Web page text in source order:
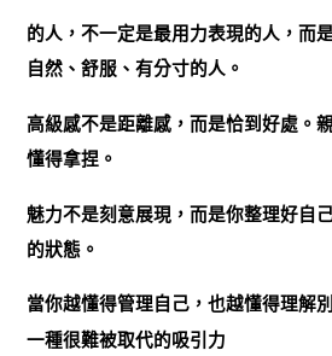
的人，不一定是最用力表現的人，而
自然、舒服、有分寸的人。
高級感不是距離感，而是恰到好處。
懂得拿捏。
魅力不是刻意展現，而是你整理好自
的狀態。
當你越懂得管理自己，也越懂得理解
一種很難被取代的吸引力